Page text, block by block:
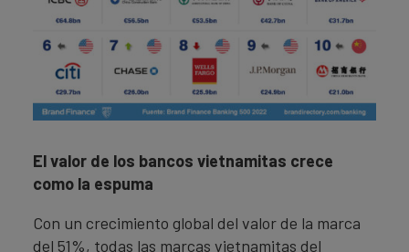
El valor de los bancos vietnamitas crece
como la espuma
Con un crecimiento global del valor de la marca
del 51%, todas las marcas vietnamitas del